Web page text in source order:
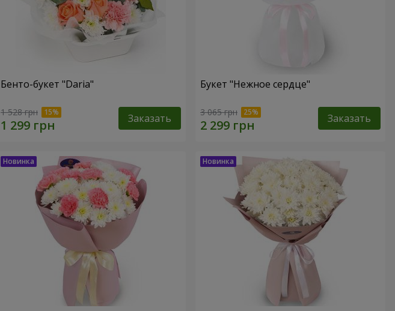
Бенто-букет "Daria"
1 528 грн Заказать
Букет "Нежное сердце"
3 065 грн Заказать